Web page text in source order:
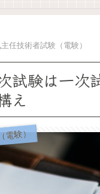
任技術者試験（電験）
試験は一次
え
電験）